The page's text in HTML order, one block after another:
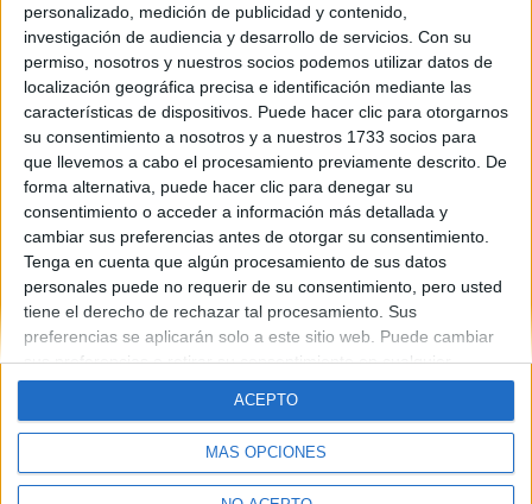
personalizado, medición de publicidad y contenido,
investigación de audiencia y desarrollo de servicios. Con su
permiso, nosotros y nuestros socios podemos utilizar datos de
localización geográfica precisa e identificación mediante las
características de dispositivos. Puede hacer clic para otorgarnos
su consentimiento a nosotros y a nuestros 1733 socios para
que llevemos a cabo el procesamiento previamente descrito. De
forma alternativa, puede hacer clic para denegar su
consentimiento o acceder a información más detallada y
cambiar sus preferencias antes de otorgar su consentimiento.
Tenga en cuenta que algún procesamiento de sus datos
personales puede no requerir de su consentimiento, pero usted
tiene el derecho de rechazar tal procesamiento. Sus
preferencias se aplicarán solo a este sitio web. Puede cambiar
sus preferencias o retirar su consentimiento en cualquier
momento volviendo a este sitio y haciendo clic en el botón
"Privacidad" en la parte inferior de la página web.
MÁS OPCIONES
ACEPTO
¡Salut!
Blog de Cabalier
Quiénes somos|Contactar|Anúnciate
Aviso legal|Politica de privacidad|Condiciones generales|Política
de cookies
© 2003-2026Compás Mediterráneo S.L.- Diego de León 47 - 28006
Madrid [ESPAÑA] - Tel. +34 91 593 2767